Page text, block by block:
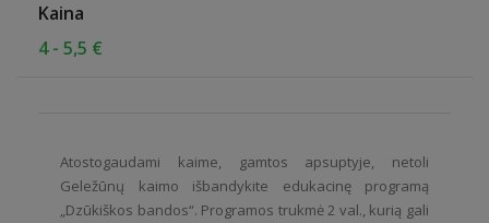
Kaina
4 - 5,5 €
Atostogaudami kaime, gamtos apsuptyje, netoli
Geležūnų kaimo išbandykite edukacinę programą
„Dzūkiškos bandos“. Programos trukmė 2 val., kurią gali